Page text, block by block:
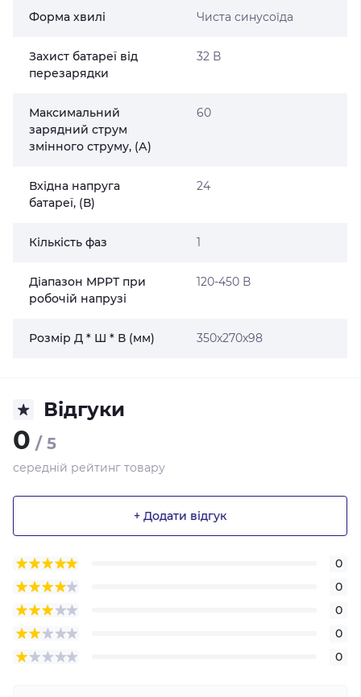
Форма хвилі Чиста синусоїда
Захист батареї від
перезарядки
32 В
Максимальний
зарядний струм
змінного струму, (А)
60
Вхідна напруга
батареї, (В)
24
Кількість фаз 1
Діапазон MPPT при
робочій напрузі
120-450 В
Розмір Д * Ш * В (мм) 350х270х98
Відгуки
0 / 5
середній рейтинг товару
+ Додати відгук
0
0
0
0
0